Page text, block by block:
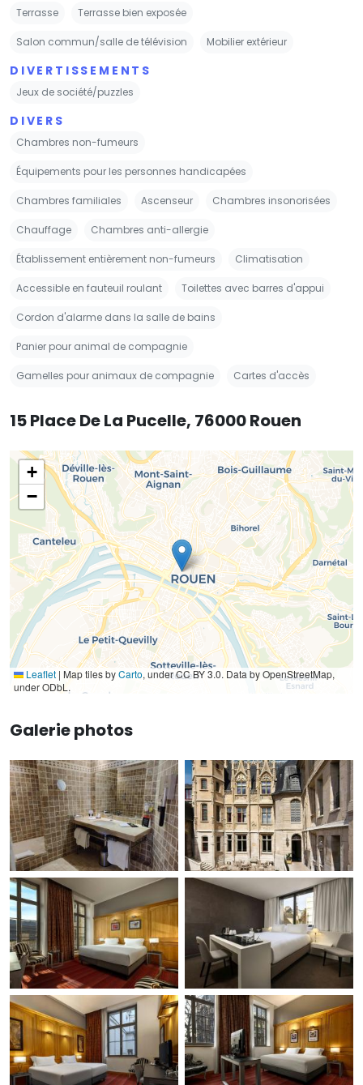
Terrasse Terrasse bien exposée
Salon commun/salle de télévision Mobilier extérieur
DIVERTISSEMENTS
Jeux de société/puzzles
DIVERS
Chambres non-fumeurs
Équipements pour les personnes handicapées
Chambres familiales Ascenseur Chambres insonorisées
Chauffage Chambres anti-allergie
Établissement entièrement non-fumeurs Climatisation
Accessible en fauteuil roulant Toilettes avec barres d'appui
Cordon d'alarme dans la salle de bains
Panier pour animal de compagnie
Gamelles pour animaux de compagnie Cartes d'accès
15 Place De La Pucelle, 76000 Rouen
+
−
Leaflet | Map tiles byCarto, under CC BY 3.0. Data by OpenStreetMap,
under ODbL.
Galerie photos